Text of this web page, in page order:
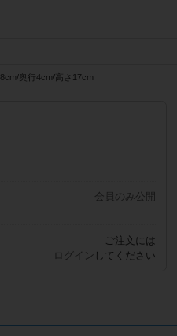
奥行4cm/高さ17cm
会員のみ公開
ご注文には
ログイン してください